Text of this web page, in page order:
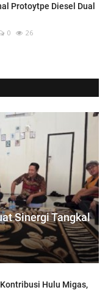
Protoytpe Diesel Dual
0 26
Sinergi Tangkal
Hulu Migas,